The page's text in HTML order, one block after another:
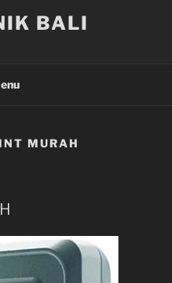
BALI
MURAH